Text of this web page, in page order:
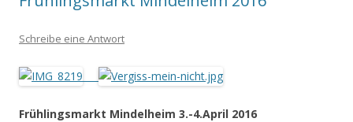
Schreibe eine Antwort
Frühlingsmarkt Mindelheim 3.-4.April 2016